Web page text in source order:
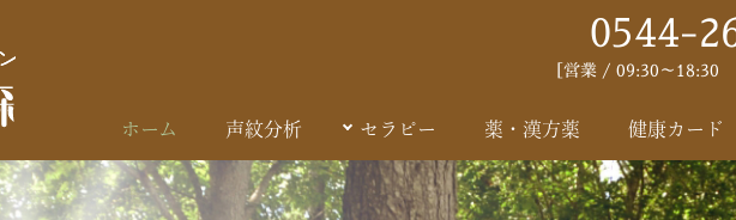
0544-
［営業 / 09:30～18:30
ホーム 声紋分析 セラピー 薬・漢方薬 健康カード